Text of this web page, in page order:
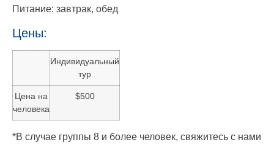
Питание: завтрак, обед
Цены:
Индивидуальный
тур
Цена на
человека
$500
*В случае группы 8 и более человек, свяжитесь с нами